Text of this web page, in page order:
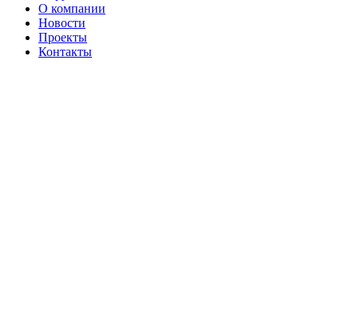
О компании
Новости
Проекты
Контакты